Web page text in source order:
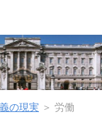
の現実 ＞ 労働